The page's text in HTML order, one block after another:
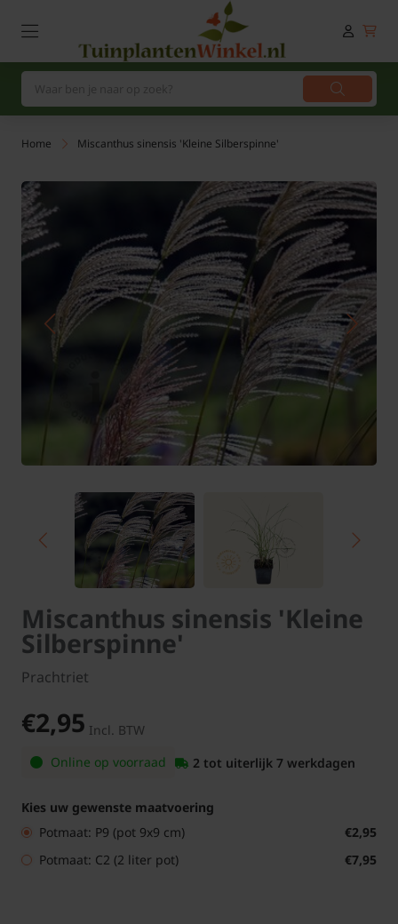
Home Miscanthus sinensis 'Kleine Silberspinne'
Miscanthus sinensis 'Kleine
Silberspinne'
Prachtriet
€2,95 Incl. BTW
Online op voorraad
2 tot uiterlijk 7 werkdagen
Kies uw gewenste maatvoering
Potmaat: P9 (pot 9x9 cm)
€2,95
Potmaat: C2 (2 liter pot)
€7,95